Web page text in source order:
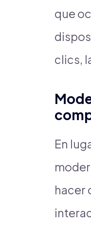
que
clics,
En
hacer